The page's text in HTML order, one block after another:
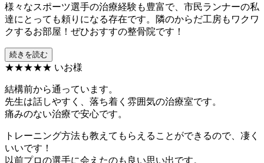
様々なスポーツ選手の治療経験も豊富で、市民ランナーの私
達にとっても頼りになる存在です。隣のからだ工房もワクワ
クするお部屋！ぜひおすすの整骨院です！
続きを読む
★★★★★ いお様
結構前から通っています。
先生は話しやすく、落ち着く雰囲気の治療室です。
痛みのない治療で安心です。
トレーニング方法も教えてもらえることができるので、凄く
いいです！
以前プロの選手に会えたのも良い思い出です。